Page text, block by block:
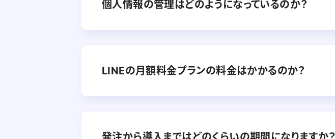
個人情報の管理はどのようになっているのか？
LINEの月額料金プランの料金はかかるのか？